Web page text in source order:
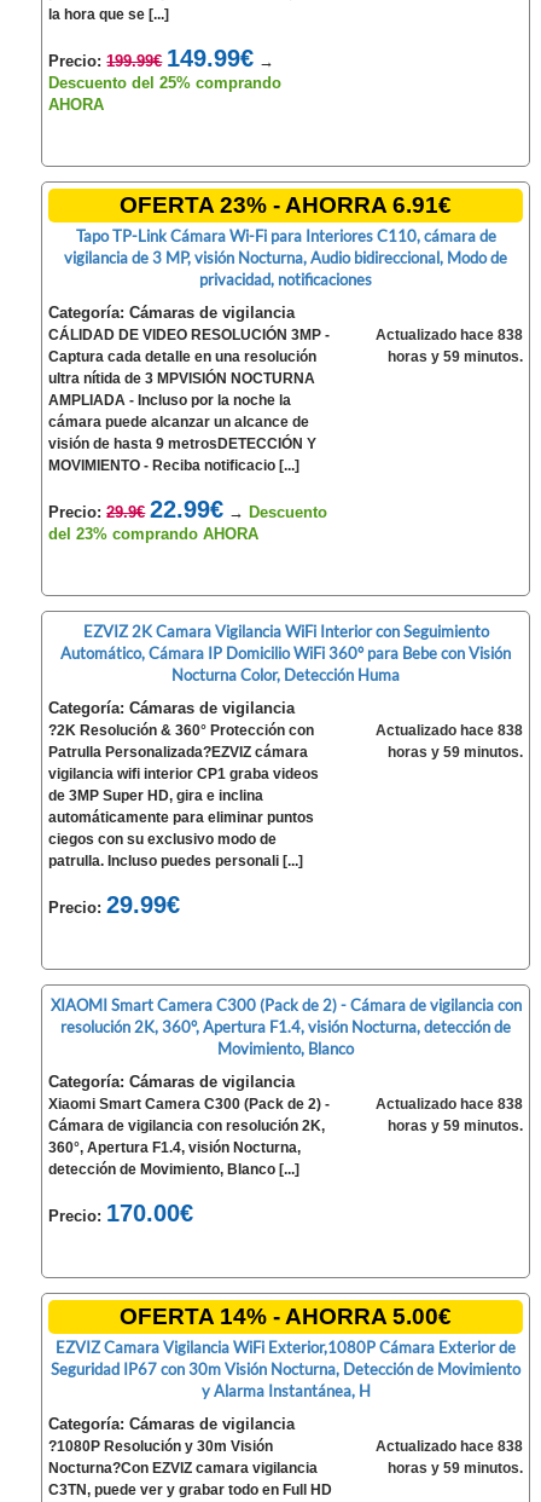
la hora que se [...]
Precio:199.99€ 149.99€ →
Descuento del 25% comprando
AHORA
OFERTA 23% - AHORRA 6.91€
Tapo TP-Link Cámara Wi-Fi para Interiores C110, cámara de
vigilancia de 3 MP, visión Nocturna, Audio bidireccional, Modo de
privacidad, notificaciones
Categoría: Cámaras de vigilancia
CÁLIDAD DE VIDEO RESOLUCIÓN 3MP -
Captura cada detalle en una resolución
ultra nítida de 3 MPVISIÓN NOCTURNA
AMPLIADA - Incluso por la noche la
cámara puede alcanzar un alcance de
visión de hasta 9 metrosDETECCIÓN Y
MOVIMIENTO - Reciba notificacio [...]
Precio:29.9€ 22.99€ → Descuento
del 23% comprando AHORA
Actualizado hace 838
horas y 59 minutos.
EZVIZ 2K Camara Vigilancia WiFi Interior con Seguimiento
Automático, Cámara IP Domicilio WiFi 360° para Bebe con Visión
Nocturna Color, Detección Huma
Categoría: Cámaras de vigilancia
?2K Resolución & 360° Protección con
Patrulla Personalizada?EZVIZ cámara
vigilancia wifi interior CP1 graba videos
de 3MP Super HD, gira e inclina
automáticamente para eliminar puntos
ciegos con su exclusivo modo de
patrulla. Incluso puedes personali [...]
Precio:29.99€
Actualizado hace 838
horas y 59 minutos.
XIAOMI Smart Camera C300 (Pack de 2) - Cámara de vigilancia con
resolución 2K, 360°, Apertura F1.4, visión Nocturna, detección de
Movimiento, Blanco
Categoría: Cámaras de vigilancia
Xiaomi Smart Camera C300 (Pack de 2) -
Cámara de vigilancia con resolución 2K,
360°, Apertura F1.4, visión Nocturna,
detección de Movimiento, Blanco [...]
Precio: 170.00€
Actualizado hace 838
horas y 59 minutos.
OFERTA 14% - AHORRA 5.00€
EZVIZ Camara Vigilancia WiFi Exterior,1080P Cámara Exterior de
Seguridad IP67 con 30m Visión Nocturna, Detección de Movimiento
y Alarma Instantánea, H
Categoría: Cámaras de vigilancia
?1080P Resolución y 30m Visión
Nocturna?Con EZVIZ camara vigilancia
C3TN, puede ver y grabar todo en Full HD
Actualizado hace 838
horas y 59 minutos.